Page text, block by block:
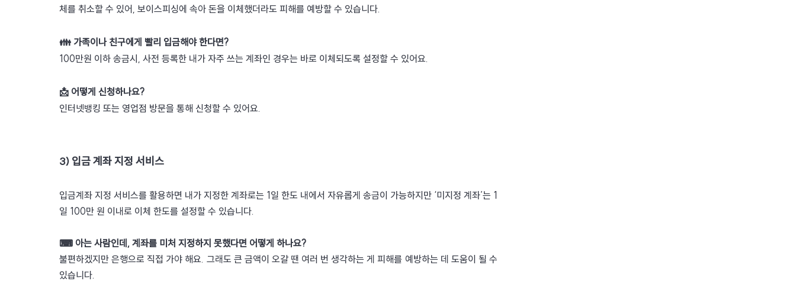
체를 취소할 수 있어, 보이스피싱에 속아 돈을 이체했더라도 피해를 예방할 수 있습니다.
👪 가족이나 친구에게 빨리 입금해야 한다면?
100만원 이하 송금시, 사전 등록한 내가 자주 쓰는 계좌인 경우는 바로 이체되도록 설정할 수 있어요.
📩 어떻게 신청하나요?
인터넷뱅킹 또는 영업점 방문을 통해 신청할 수 있어요.
3) 입금 계좌 지정 서비스
입금계좌 지정 서비스를 활용하면 내가 지정한 계좌로는 1일 한도 내에서 자유롭게 송금이 가능하지만 ‘미지정 계좌’는 1
일 100만 원 이내로 이체 한도를 설정할 수 있습니다.
⌨ 아는 사람인데, 계좌를 미처 지정하지 못했다면 어떻게 하나요?
불편하겠지만 은행으로 직접 가야 해요. 그래도 큰 금액이 오갈 땐 여러 번 생각하는 게 피해를 예방하는 데 도움이 될 수
있습니다.